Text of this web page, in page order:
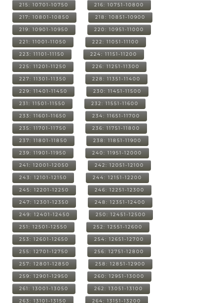
215: 10701-10750 216: 10751-10800
217: 10801-10850 218: 10851-10900
219: 10901-10950 220: 10951-11000
221: 11001-11050 222: 11051-11100
223: 11101-11150 224: 11151-11200
225: 11201-11250 226: 11251-11300
227: 11301-11350 228: 11351-11400
229: 11401-11450 230: 11451-11500
231: 11501-11550 232: 11551-11600
233: 11601-11650 234: 11651-11700
235: 11701-11750 236: 11751-11800
237: 11801-11850 238: 11851-11900
239: 11901-11950 240: 11951-12000
241: 12001-12050 242: 12051-12100
243: 12101-12150 244: 12151-12200
245: 12201-12250 246: 12251-12300
247: 12301-12350 248: 12351-12400
249: 12401-12450 250: 12451-12500
251: 12501-12550 252: 12551-12600
253: 12601-12650 254: 12651-12700
255: 12701-12750 256: 12751-12800
257: 12801-12850 258: 12851-12900
259: 12901-12950 260: 12951-13000
261: 13001-13050 262: 13051-13100
263: 13101-13150 264: 13151-13200